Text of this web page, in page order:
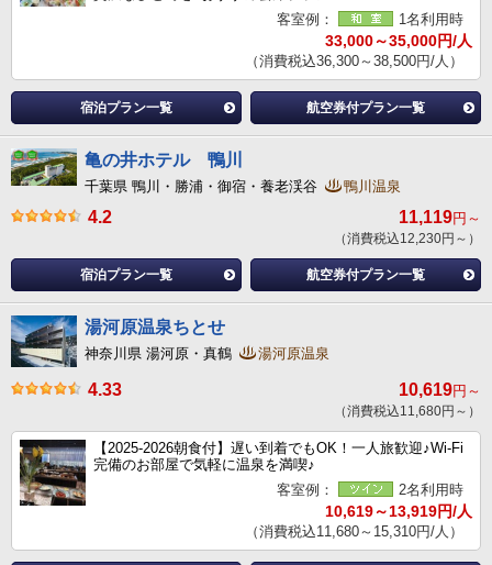
客室例：
1名利用時
33,000～35,000円/人
（消費税込36,300～38,500円/人）
宿泊プラン一覧 航空券付プラン一覧
亀の井ホテル 鴨川
千葉県 鴨川・勝浦・御宿・養老渓谷 鴨川温泉
4.2 11,119円～
（消費税込12,230円～）
宿泊プラン一覧 航空券付プラン一覧
湯河原温泉ちとせ
神奈川県 湯河原・真鶴 湯河原温泉
4.33 10,619円～
（消費税込11,680円～）
【2025-2026朝食付】遅い到着でもOK！一人旅歓迎♪Wi-Fi
完備のお部屋で気軽に温泉を満喫♪
客室例：
2名利用時
10,619～13,919円/人
（消費税込11,680～15,310円/人）